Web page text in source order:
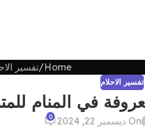
Home تفسير
تفسير الاحلام
في المنام
On ديسمبر 22, 2024 0